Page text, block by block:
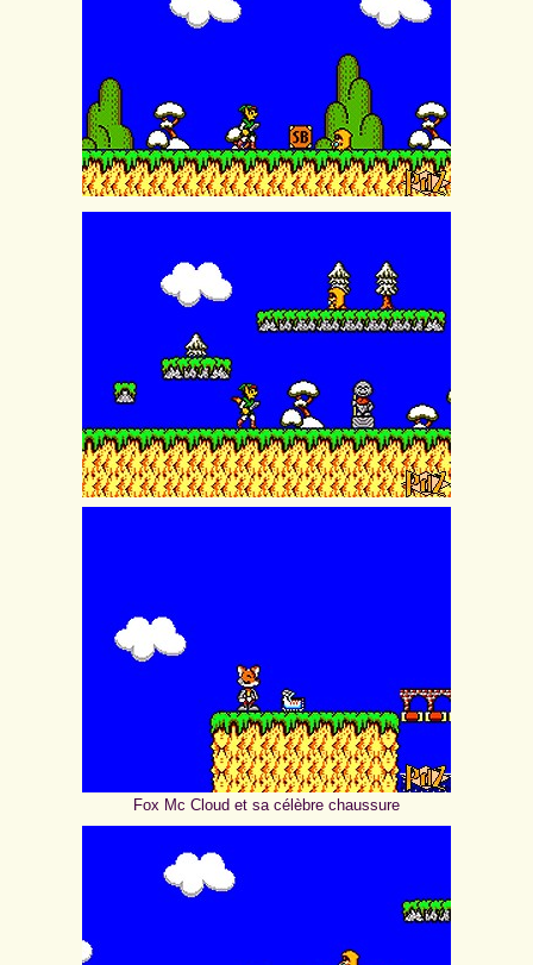
Fox Mc Cloud et sa célèbre chaussure